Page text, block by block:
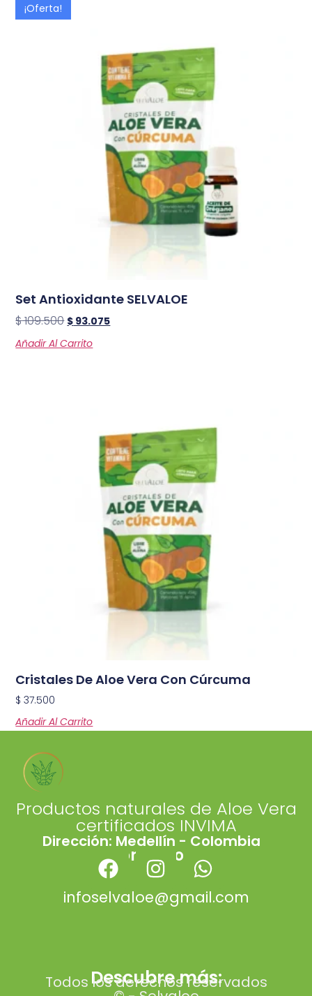
¡Oferta!
Set Antioxidante SELVALOE
$109.500 $ 93.075
Añadir Al Carrito
Cristales De Aloe Vera Con Cúrcuma
$ 37.500
Añadir Al Carrito
Productos naturales de Aloe Vera
certificados INVIMA
Dirección: Medellín - Colombia
Contacto:
infoselvaloe@gmail.com
Descubre más:
Todos los derechos reservados